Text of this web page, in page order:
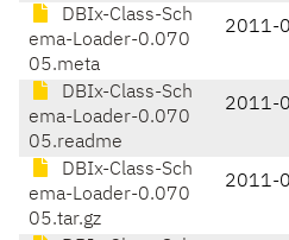
DBIx-Class-Sch
ema-Loader-0.070
05.meta
2011-
DBIx-Class-Sch
ema-Loader-0.070
05.readme
2011-
DBIx-Class-Sch
ema-Loader-0.070
05.tar.gz
2011-